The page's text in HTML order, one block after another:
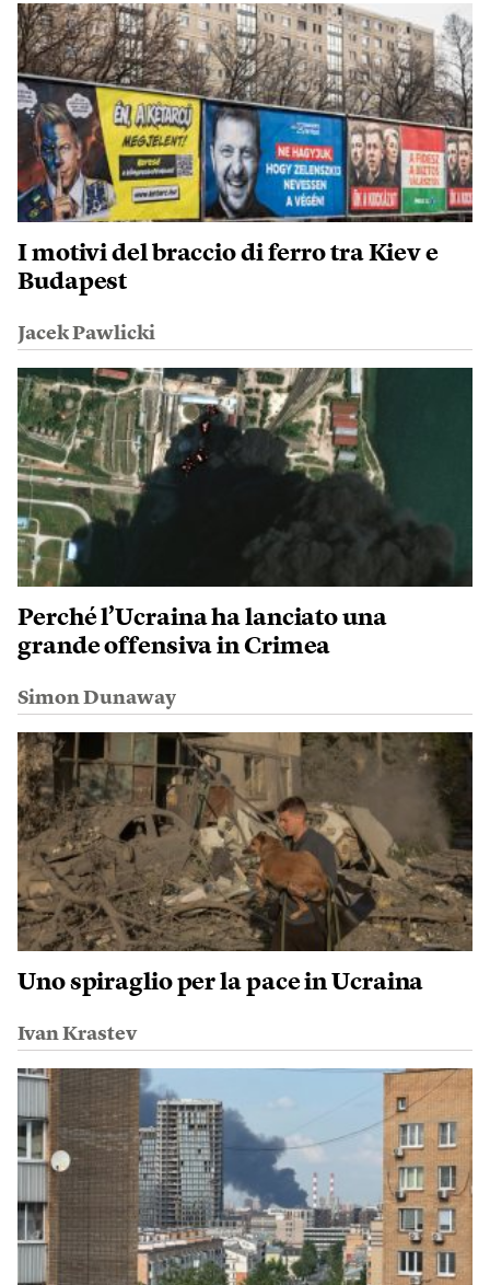
I motivi del braccio di ferro tra Kiev e
Budapest
Jacek Pawlicki
Perché l’Ucraina ha lanciato una
grande offensiva in Crimea
Simon Dunaway
Uno spiraglio per la pace in Ucraina
Ivan Krastev